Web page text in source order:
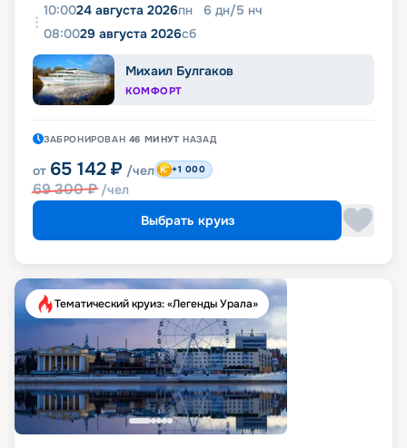
10:0024 августа 2026пн 6 дн/5 нч
08:0029 августа 2026сб
Михаил Булгаков
КОМФОРТ
ЗАБРОНИРОВАН 46 МИНУТ НАЗАД
от 65 142 ₽ /чел
69 300₽ /чел
+1 000
Выбрать круиз
Тематический круиз: «Легенды Урала»